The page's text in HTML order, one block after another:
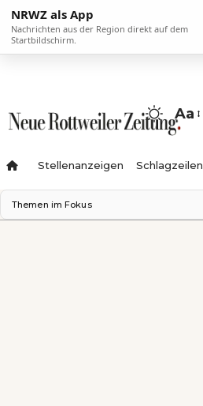
NRWZ als App
Nachrichten aus der Region direkt auf dem
Startbildschirm.
Aa
Stellenanzeigen Schlagzeilen
Themen im Fokus